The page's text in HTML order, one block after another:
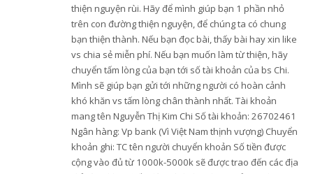
thiện nguyện rùi. Hãy để mình giúp bạn 1 phần nhỏ
trên con đường thiện nguyện, để chúng ta có chung
bạn thiện thành. Nếu bạn đọc bài, thấy bài hay xin like
vs chia sẻ miễn phí. Nếu bạn muốn làm từ thiện, hãy
chuyển tấm lòng của bạn tới số tài khoản của bs Chi.
Mình sẽ giúp bạn gửi tới những người có hoàn cảnh
khó khăn vs tấm lòng chân thành nhất. Tài khoản
mang tên Nguyễn Thị Kim Chi Số tài khoản: 26702461
Ngân hàng: Vp bank (Vì Việt Nam thịnh vượng) Chuyển
khoản ghi: TC tên người chuyển khoản Số tiền được
cộng vào đủ từ 1000k-5000k sẽ được trao đến các địa